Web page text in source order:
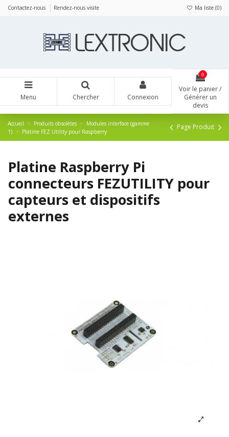
Contactez-nous Rendez-nous visite Ma liste (0)
Menu Chercher Connexion
0
Voir le panier /
Générer un
devis
Accueil Produits obsolètes
Modules interface (gamme
1)
Platine FEZ Utility pour Raspberry
Page Produit
Platine Raspberry Pi
connecteurs FEZUTILITY pour
capteurs et dispositifs
externes
Panneau de gestion des cookies